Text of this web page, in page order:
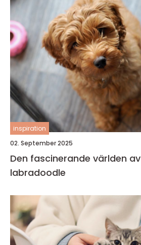
inspiration
02. September 2025
Den fascinerande världen
labradoodle